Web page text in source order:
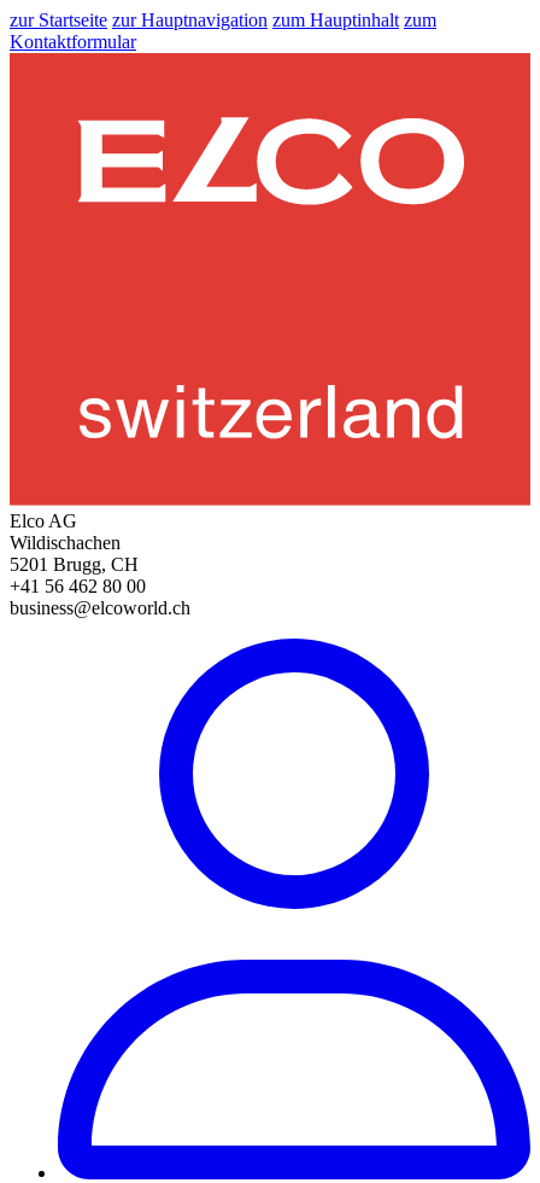
zur Startseite zur Hauptnavigation zum Hauptinhalt zum
Kontaktformular
Elco AG
Wildischachen
5201 Brugg, CH
+41 56 462 80 00
business@elcoworld.ch